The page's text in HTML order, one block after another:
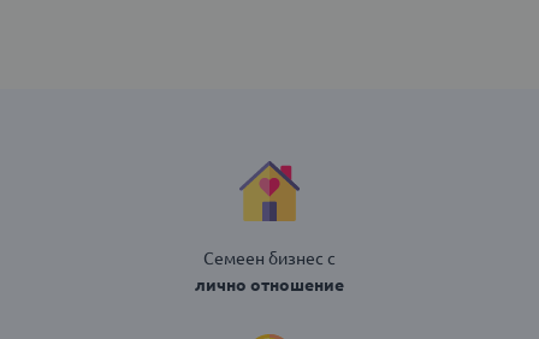
Семеен бизнес с
лично отношение